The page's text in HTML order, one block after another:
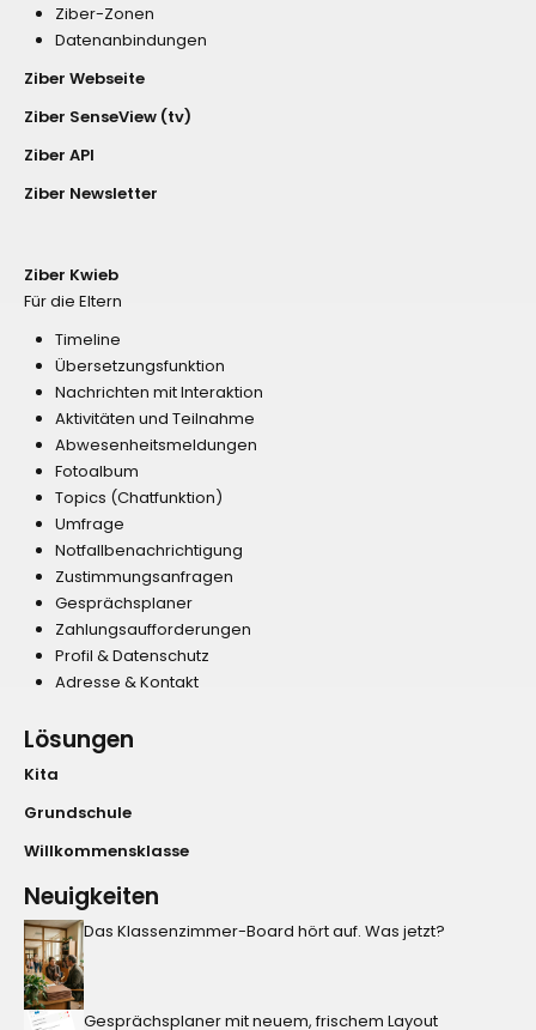
Ziber-Zonen
Datenanbindungen
Ziber Webseite
Ziber SenseView (tv)
Ziber API
Ziber Newsletter
Ziber Kwieb
Für die Eltern
Timeline
Übersetzungsfunktion
Nachrichten mit Interaktion
Aktivitäten und Teilnahme
Abwesenheitsmeldungen
Fotoalbum
Topics (Chatfunktion)
Umfrage
Notfallbenachrichtigung
Zustimmungsanfragen
Gesprächsplaner
Zahlungsaufforderungen
Profil & Datenschutz
Adresse & Kontakt
Lösungen
Kita
Grundschule
Willkommensklasse
Neuigkeiten
Das Klassenzimmer-Board hört auf. Was jetzt?
Gesprächsplaner mit neuem, frischem Layout